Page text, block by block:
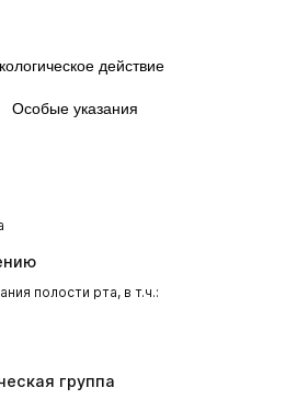
действие
Особые указания
полости рта, в т.ч.:
группа